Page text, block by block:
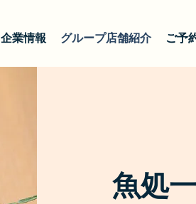
企業情報 グループ店舗紹介 ご予
魚処